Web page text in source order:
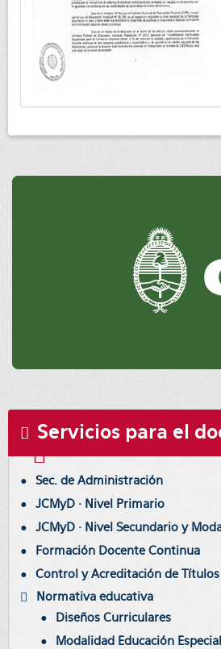
Servicios para el
Sec. de Administración
JCMyD · Nivel Primario
JCMyD · Nivel Secundario y
Formación Docente Continua
Control y Acreditación de Títulos
Normativa educativa
Diseños Curriculares
Modalidad Educación Especial